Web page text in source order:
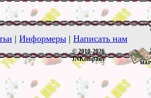
| Информеры | Написать нам
© 2010-2026
JNKompany